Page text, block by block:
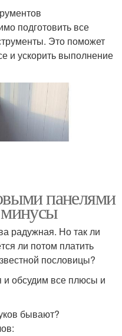
подготовить все
Это поможет
и ускорить выполнение
панелями
радужная. Но так ли
ли потом платить
пословицы?
и обсудим все плюсы и
бывают?